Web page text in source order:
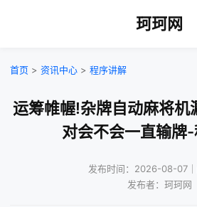
珂珂网
首页 > 资讯中心 > 程序讲解
运筹帷幄!杂牌自动麻将机
对会不会一直输牌
发布时间：2026-08-07
发布者：珂珂网